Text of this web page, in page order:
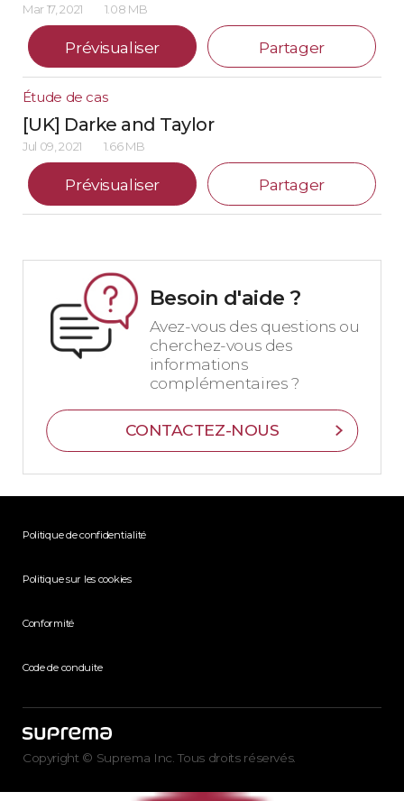
Mar 17, 2021 1.08 MB
Prévisualiser Partager
Étude de cas
[UK] Darke and Taylor
Jul 09, 2021 1.66 MB
Prévisualiser Partager
Besoin d'aide ?
Avez-vous des questions ou
cherchez-vous des
informations
complémentaires ?
CONTACTEZ-NOUS
Politique de confidentialité
Politique sur les cookies
Conformité
Code de conduite
Copyright © Suprema Inc. Tous droits réservés.